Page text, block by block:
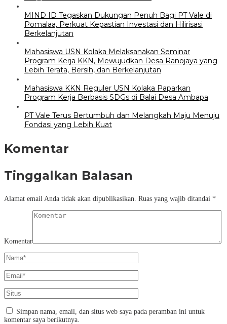
MIND ID Tegaskan Dukungan Penuh Bagi PT Vale di
Pomalaa, Perkuat Kepastian Investasi dan Hilirisasi
Berkelanjutan
Mahasiswa USN Kolaka Melaksanakan Seminar
Program Kerja KKN, Mewujudkan Desa Ranojaya yang
Lebih Terata, Bersih, dan Berkelanjutan
Mahasiswa KKN Reguler USN Kolaka Paparkan
Program Kerja Berbasis SDGs di Balai Desa Ambapa
PT Vale Terus Bertumbuh dan Melangkah Maju Menuju
Fondasi yang Lebih Kuat
Komentar
Tinggalkan Balasan
Alamat email Anda tidak akan dipublikasikan. Ruas yang wajib ditandai *
Komentar
Simpan nama, email, dan situs web saya pada peramban ini untuk
komentar saya berikutnya.